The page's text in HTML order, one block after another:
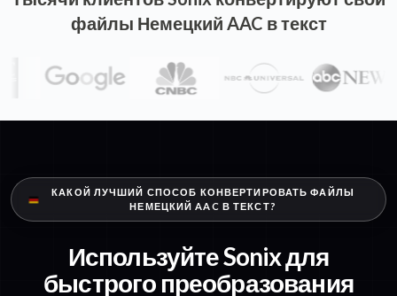
файлы Немецкий AAC в текст
КАКОЙ ЛУЧШИЙ СПОСОБ КОНВЕРТИРОВАТЬ ФАЙЛЫ
НЕМЕЦКИЙ AAC В ТЕКСТ?
Используйте Sonix для
быстрого преобразования